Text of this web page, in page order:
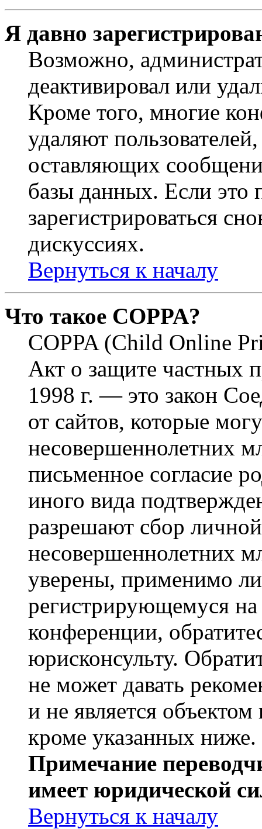
Я давно
Возможно,
деактивировал или
Кроме того, многие
удаляют
оставляющих
базы данных. Если это
зарегистрироваться
дискуссиях.
Вернуться к началу
Что такое COPPA?
COPPA (Child Online
Акт о защите частных
1998 г. — это закон
от сайтов, которые
несовершеннолетних
письменное согласие
иного вида
разрешают сбор
несовершеннолетних
уверены, применимо
регистрирующемуся
конференции,
юрисконсульту.
не может давать
и не является
кроме указанных ниже.
Примечание
имеет юридической
Вернуться к началу